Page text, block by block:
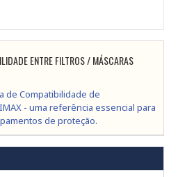
ENTRE FILTROS / MÁSCARAS
de Compatibilidade de
- uma referência essencial para
de proteção.